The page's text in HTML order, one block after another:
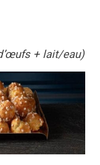
+ lait/eau)